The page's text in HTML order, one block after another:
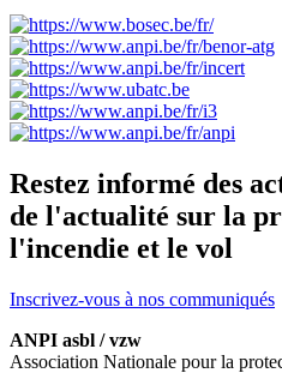
Restez informé des
de l'actualité sur la
l'incendie et le vol
Inscrivez-vous à nos communiqués
ANPI asbl / vzw
Association Nationale pour la